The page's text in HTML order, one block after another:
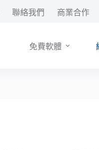
聯絡我們 商業合作
免費軟體